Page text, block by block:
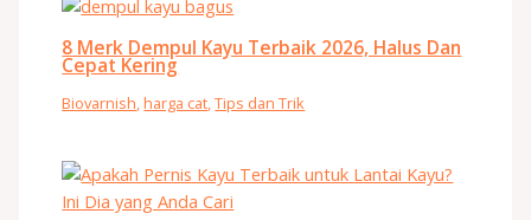
8 Merk Dempul Kayu Terbaik 2026, Halus Dan
Cepat Kering
Biovarnish,harga cat,Tips dan Trik